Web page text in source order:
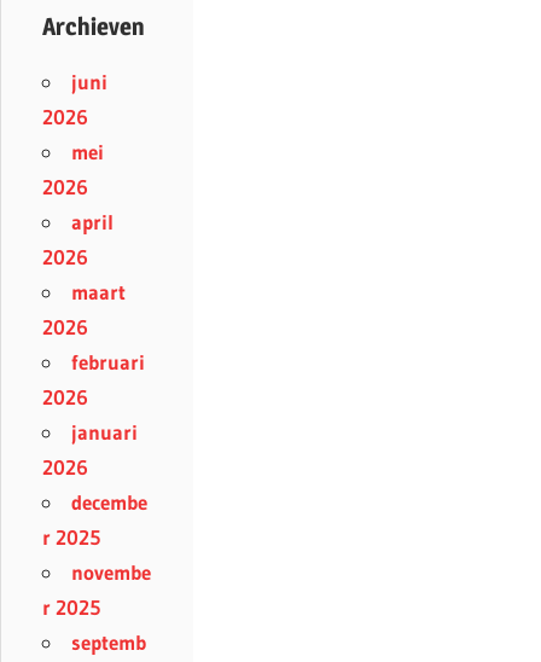
Archieven
juni
2026
mei
2026
april
2026
maart
2026
februari
2026
januari
2026
decembe
r 2025
novembe
r 2025
septemb